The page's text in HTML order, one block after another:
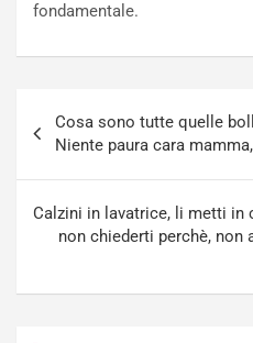
fondamentale.
articoli
Cosa sono tutte quelle
Niente paura cara
Calzini in lavatrice, li metti in
non chiederti perchè, non